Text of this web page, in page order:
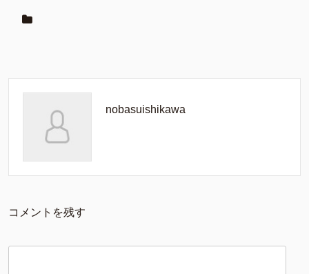
nobasuishikawa
コメントを残す